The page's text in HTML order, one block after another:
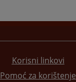
Korisni linkovi
Pomoć za korištenje